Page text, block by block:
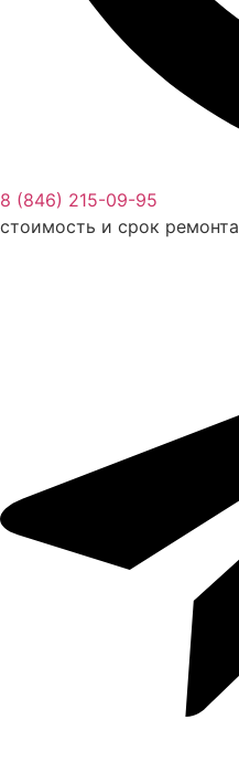
8 (846) 215-09-95
стоимость и срок ремонта